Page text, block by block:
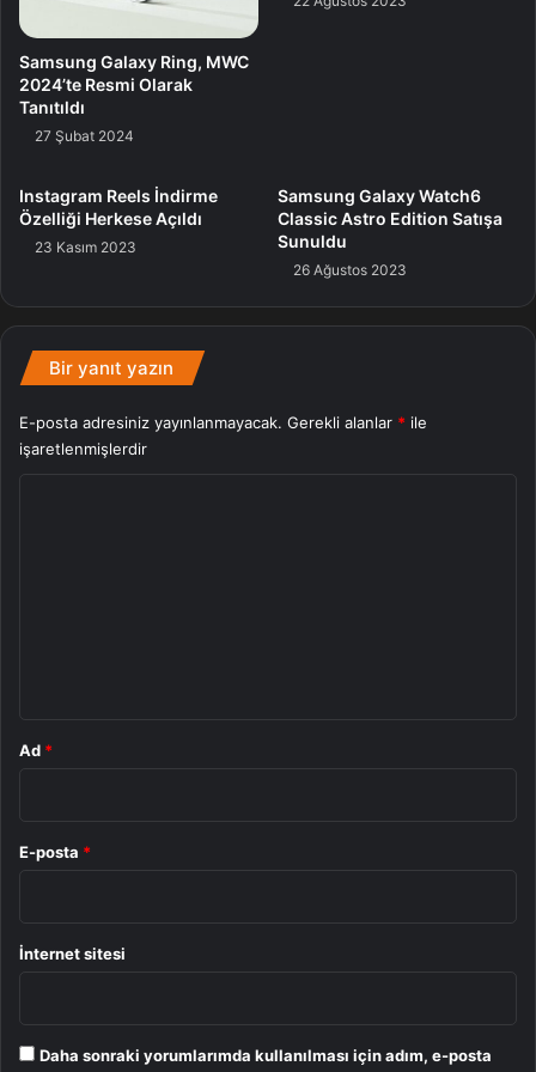
destekleyecek biçimde genişletiyor.
Samsung Galaxy Ring, MWC
2024’te Resmi Olarak
Tanıtıldı
27 Şubat 2024
Instagram Reels İndirme
Özelliği Herkese Açıldı
23 Kasım 2023
Samsung Galaxy Watch6
Classic Astro Edition Satışa
Sunuldu
26 Ağustos 2023
Bir yanıt yazın
E-posta adresiniz yayınlanmayacak. Gerekli alanlar * ile
işaretlenmişlerdir
Ad *
E-posta *
İnternet sitesi
Daha sonraki yorumlarımda kullanılması için adım, e-posta